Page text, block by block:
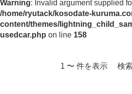
Warning: Invalid argument supplied
/home/ryutack/kosodate-
content/themes/
usedcar.php on line 158
1 〜 件を表示 検